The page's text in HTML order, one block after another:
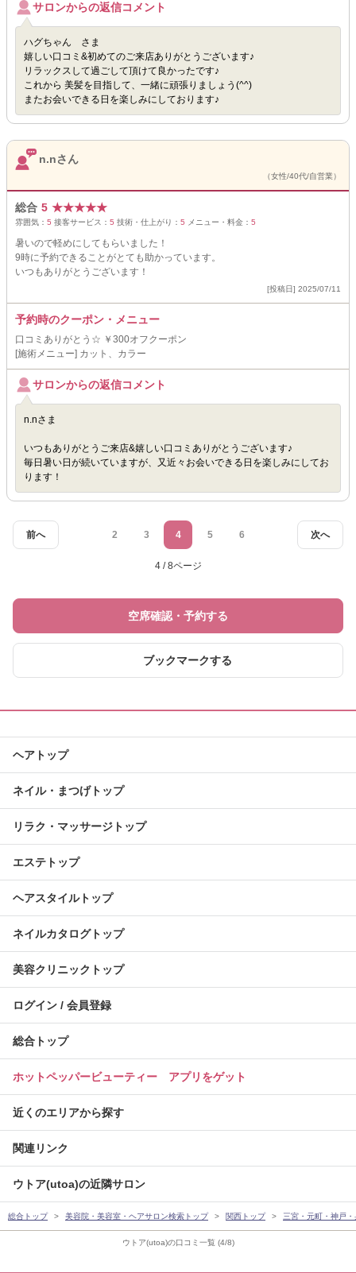
ウトア(utoa)の口コミ一覧 (4/8)
サロンからの返信コメント
ハグちゃん さま
嬉しい口コミ&初めてのご来店ありがとうございます♪
リラックスして過ごして頂けて良かったです♪
これから 美髪を目指して、一緒に頑張りましょう(^^)
またお会いできる日を楽しみにしております♪
n.nさん
（女性/40代/自営業）
総合 5 ★★★★★
雰囲気： 5 接客サービス： 5 技術・仕上がり： 5 メニュー・料金： 5
暑いので軽めにしてもらいました！
9時に予約できることがとても助かっています。
いつもありがとうございます！
[投稿日] 2025/07/11
予約時のクーポン・メニュー
口コミありがとう☆ ￥300オフクーポン
[施術メニュー] カット、カラー
サロンからの返信コメント
n.nさま
いつもありがとうご来店&嬉しい口コミありがとうございます♪
毎日暑い日が続いていますが、又近々お会いできる日を楽しみにしてお
ります！
前へ 次へ
2 3 4 5 6
4 / 8ページ
空席確認・予約する
ブックマークする
ヘアトップ
ネイル・まつげトップ
リラク・マッサージトップ
エステトップ
ヘアスタイルトップ
ネイルカタログトップ
美容クリニックトップ
ログイン / 会員登録
総合トップ
ホットペッパービューティー アプリをゲット
近くのエリアから探す
関連リンク
ウトア(utoa)の近隣サロン
総合トップ 美容院・美容室・ヘアサロン検索トップ 関西トップ 三宮・元町・神戸